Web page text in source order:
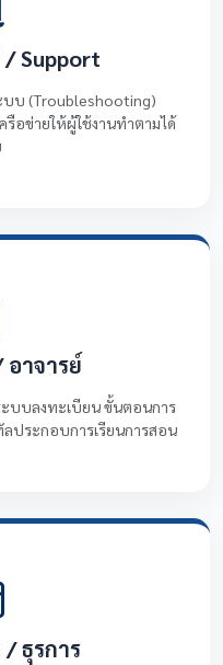
Support
บบ (Troubleshooting)
อข่ายให้ผู้ใช้งานทำตามได้
าจารย์
ะบบลงทะเบียน ขั้นตอนการ
ประกอบการเรียนการสอน
ธุรการ